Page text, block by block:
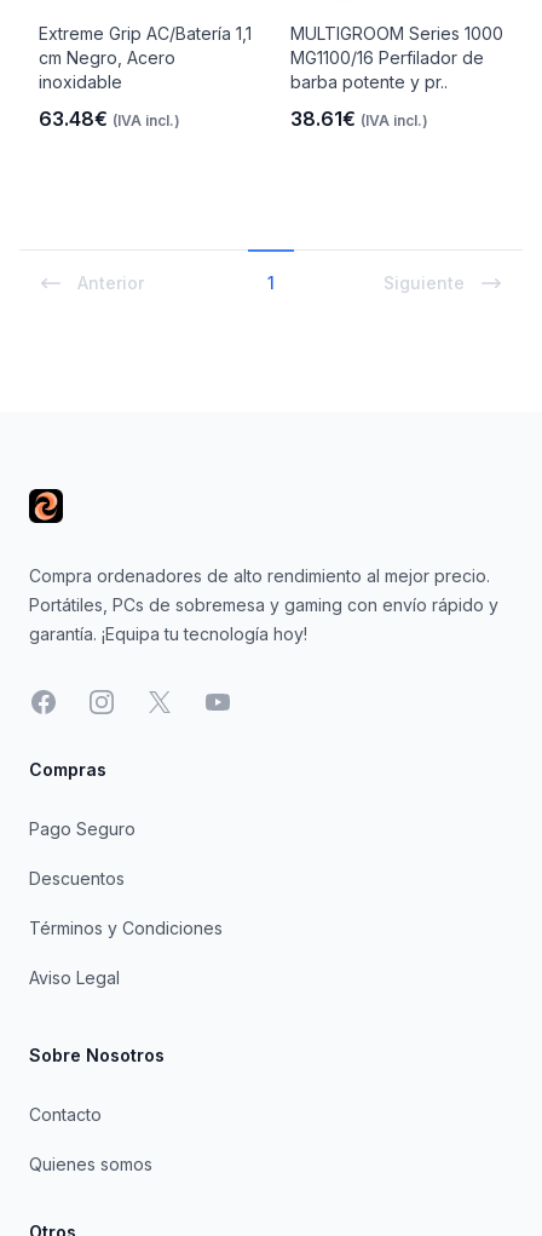
Extreme Grip AC/Batería 1,1
cm Negro, Acero
inoxidable
63.48€ (IVA incl.)
MULTIGROOM Series 1000
MG1100/16 Perfilador de
barba potente y pr..
38.61€ (IVA incl.)
Anterior 1 Siguiente
Compra ordenadores de alto rendimiento al mejor precio.
Portátiles, PCs de sobremesa y gaming con envío rápido y
garantía. ¡Equipa tu tecnología hoy!
FacebookInstagram
X YouTube
Compras
Pago Seguro
Descuentos
Términos y Condiciones
Aviso Legal
Sobre Nosotros
Contacto
Quienes somos
Otros